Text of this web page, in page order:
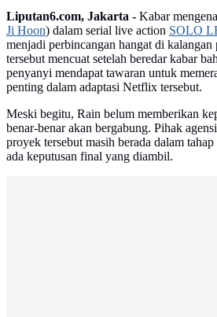
Liputan6.com, Jakarta - Kabar
Ji Hoon) dalam serial live action SOLO
menjadi perbincangan hangat di kalangan
tersebut mencuat setelah beredar kabar
penyanyi mendapat tawaran untuk
penting dalam adaptasi Netflix tersebut.
Meski begitu, Rain belum memberikan
benar-benar akan bergabung. Pihak
proyek tersebut masih berada dalam
ada keputusan final yang diambil.